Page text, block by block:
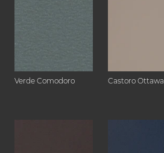
Verde Comodoro Castoro Ottawa